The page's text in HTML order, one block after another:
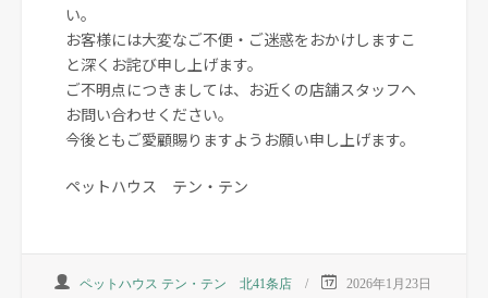
い。
お客様には大変なご不便・ご迷惑をおかけしますこ
と深くお詫び申し上げます。
ご不明点につきましては、お近くの店舗スタッフへ
お問い合わせください。
今後ともご愛顧賜りますようお願い申し上げます。
ペットハウス テン・テン
ペットハウス テン・テン 北41条店
2026年1月23日